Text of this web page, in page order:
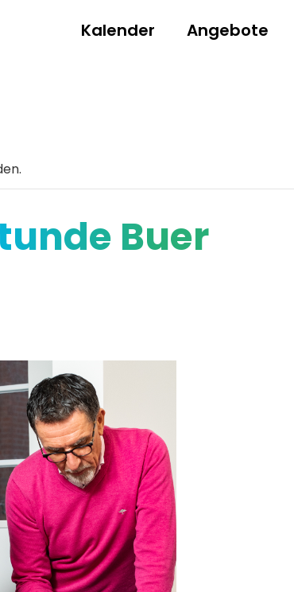
Kalender Angebote
Buer